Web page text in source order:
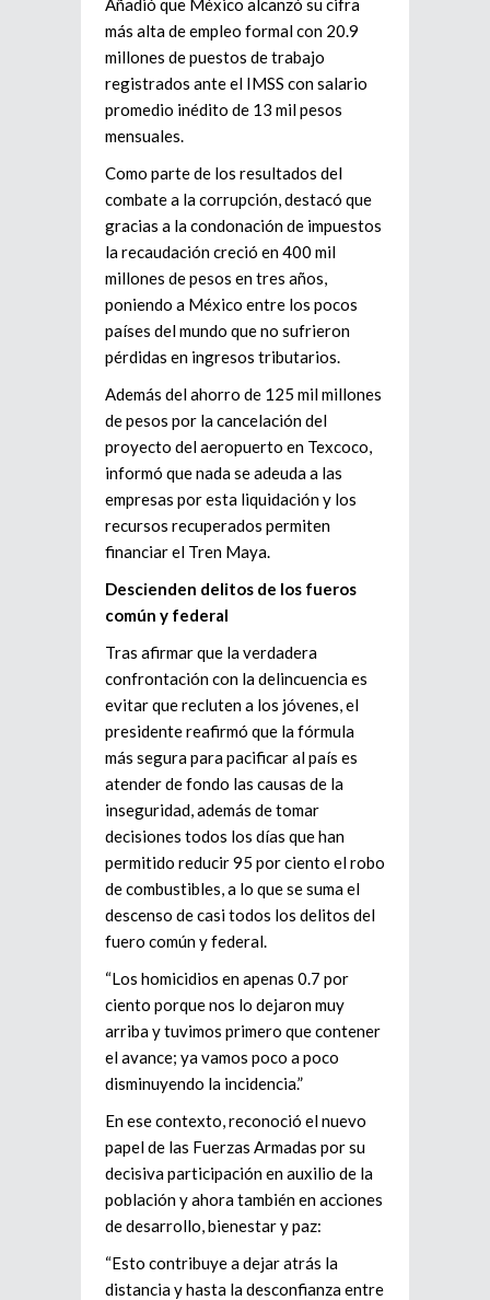
Añadió que México alcanzó su cifra
más alta de empleo formal con 20.9
millones de puestos de trabajo
registrados ante el IMSS con salario
promedio inédito de 13 mil pesos
mensuales.
Como parte de los resultados del
combate a la corrupción, destacó que
gracias a la condonación de impuestos
la recaudación creció en 400 mil
millones de pesos en tres años,
poniendo a México entre los pocos
países del mundo que no sufrieron
pérdidas en ingresos tributarios.
Además del ahorro de 125 mil millones
de pesos por la cancelación del
proyecto del aeropuerto en Texcoco,
informó que nada se adeuda a las
empresas por esta liquidación y los
recursos recuperados permiten
financiar el Tren Maya.
Descienden delitos de los fueros
común y federal
Tras afirmar que la verdadera
confrontación con la delincuencia es
evitar que recluten a los jóvenes, el
presidente reafirmó que la fórmula
más segura para pacificar al país es
atender de fondo las causas de la
inseguridad, además de tomar
decisiones todos los días que han
permitido reducir 95 por ciento el robo
de combustibles, a lo que se suma el
descenso de casi todos los delitos del
fuero común y federal.
“Los homicidios en apenas 0.7 por
ciento porque nos lo dejaron muy
arriba y tuvimos primero que contener
el avance; ya vamos poco a poco
disminuyendo la incidencia.”
En ese contexto, reconoció el nuevo
papel de las Fuerzas Armadas por su
decisiva participación en auxilio de la
población y ahora también en acciones
de desarrollo, bienestar y paz:
“Esto contribuye a dejar atrás la
distancia y hasta la desconfianza entre